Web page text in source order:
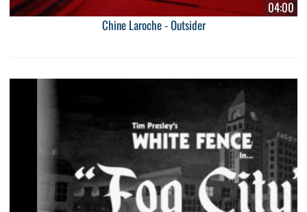
04:00
Chine Laroche - Outsider